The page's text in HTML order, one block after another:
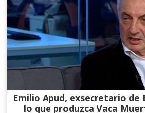
Emilio Apud, exsecretario de
lo que produzca Vaca